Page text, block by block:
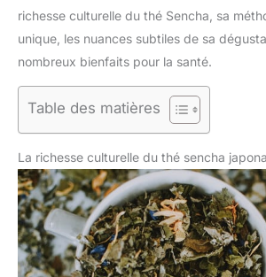
richesse culturelle du thé Sencha, sa
unique, les nuances subtiles de sa
nombreux bienfaits pour la santé.
Table des matières
La richesse culturelle du thé sencha